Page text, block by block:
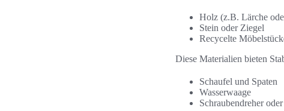
Holz (z.B. Lärche
Stein oder Ziegel
Recycelte
Diese Materialien bieten
Schaufel und Spaten
Wasserwaage
Schraubendreher